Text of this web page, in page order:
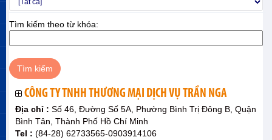
Tìm kiếm theo từ khóa:
CÔNG TY TNHH THƯƠNG MẠI DỊCH VỤ TRẦN NGA
Địa chỉ : Số 46, Đường Số 5A, Phường Bình Trị Đông B, Quận
Bình Tân, Thành Phố Hồ Chí Minh
Tel : (84-28) 62733565-0903914106